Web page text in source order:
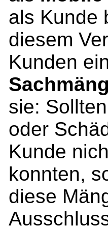
als Kunde
diesem
Kunden
sie:
oder
Kunde
konnten,
diese